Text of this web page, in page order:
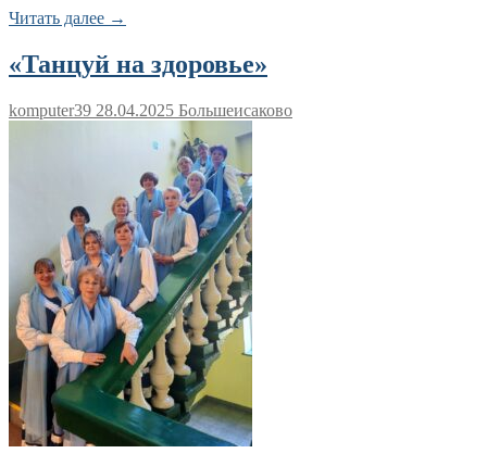
Читать далее →
«Танцуй на здоровье»
komputer39 28.04.2025 Большеисаково